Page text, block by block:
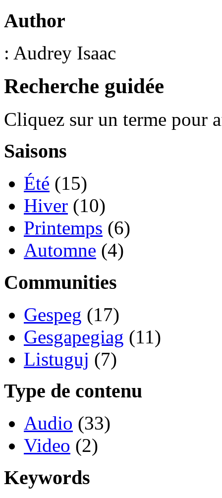
Author
: Audrey Isaac
Recherche guidée
Cliquez sur un terme pour
Saisons
Été (15)
Hiver (10)
Printemps (6)
Automne (4)
Communities
Gespeg (17)
Gesgapegiag (11)
Listuguj (7)
Type de contenu
Audio (33)
Video (2)
Keywords